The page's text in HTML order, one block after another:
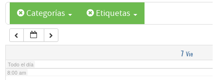
Categorías Etiquetas
7 Vie
Todo el día
6:00 am
7:00 am
8:00 am